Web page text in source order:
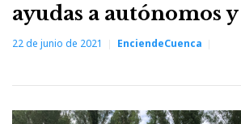
ayudas a autónomos
22 de junio de 2021 EnciendeCuenca